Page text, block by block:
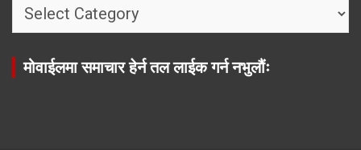
निगरानी
मोवाईलमा समाचार हेर्न तल लाईक गर्न नभुलौंः